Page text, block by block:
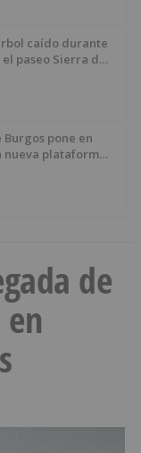
caído durante
paseo Sierra de
Burgos pone en
nueva plataforma
de